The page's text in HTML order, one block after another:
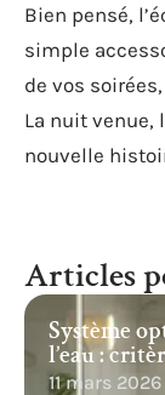
Bien pensé,
simple
de vos
La nuit venue,
nouvelle
Articles
Système
l’eau :
11 mars 2026